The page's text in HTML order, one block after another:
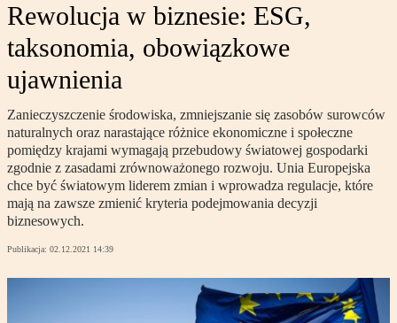
Rewolucja w biznesie: ESG,
taksonomia, obowiązkowe
ujawnienia
Zanieczyszczenie środowiska, zmniejszanie się zasobów surowców
naturalnych oraz narastające różnice ekonomiczne i społeczne
pomiędzy krajami wymagają przebudowy światowej gospodarki
zgodnie z zasadami zrównoważonego rozwoju. Unia Europejska
chce być światowym liderem zmian i wprowadza regulacje, które
mają na zawsze zmienić kryteria podejmowania decyzji
biznesowych.
Publikacja: 02.12.2021 14:39